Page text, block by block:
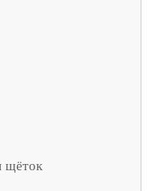
щёток